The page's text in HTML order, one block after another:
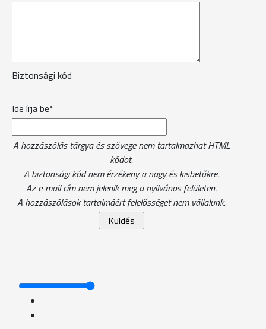
Biztonsági kód
Ide írja be*
A hozzászólás tárgya és szövege nem tartalmazhat HTML
kódot.
A biztonsági kód nem érzékeny a nagy és kisbetűkre.
Az e-mail cím nem jelenik meg a nyilvános felületen.
A hozzászólások tartalmáért felelősséget nem vállalunk.